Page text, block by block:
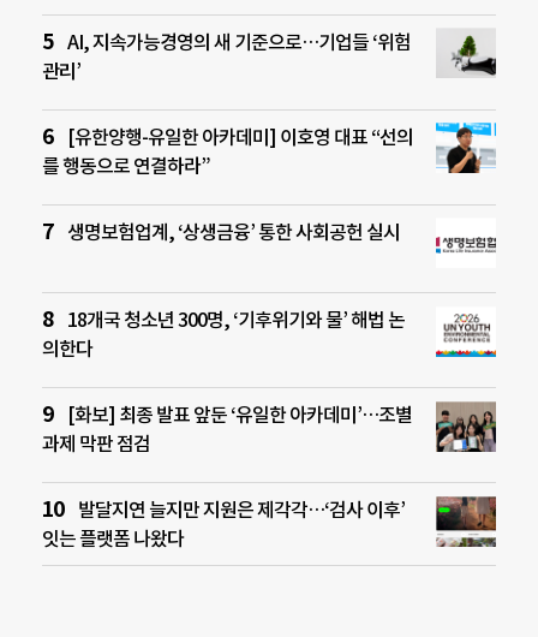
AI, 지속가능경영의 새 기준으로…기업들 ‘위험
관리’
[유한양행-유일한 아카데미] 이호영 대표 “선의
를 행동으로 연결하라”
생명보험업계, ‘상생금융’ 통한 사회공헌 실시
18개국 청소년 300명, ‘기후위기와 물’ 해법 논
의한다
[화보] 최종 발표 앞둔 ‘유일한 아카데미’…조별
과제 막판 점검
발달지연 늘지만 지원은 제각각…‘검사 이후’
잇는 플랫폼 나왔다